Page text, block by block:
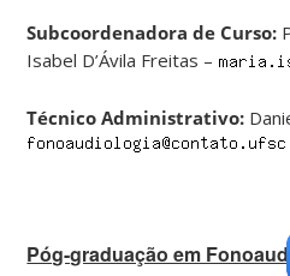
Subcoordenadora de Curso:
Isabel D’Ávila Freitas –
Técnico Administrativo:
Póg-graduação em